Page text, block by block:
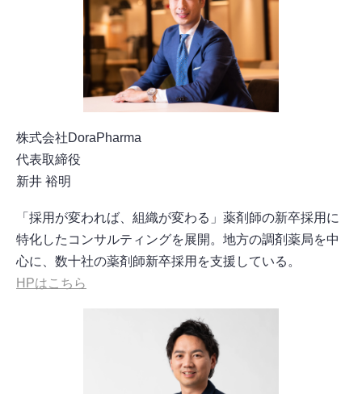
株式会社DoraPharma
代表取締役
新井 裕明
「採用が変われば、組織が変わる」薬剤師の新卒採用に
特化したコンサルティングを展開。地方の調剤薬局を中
心に、数十社の薬剤師新卒採用を支援している。
HPはこちら